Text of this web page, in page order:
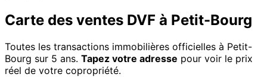
Carte des ventes DVF à Petit-Bourg
Toutes les transactions immobilières officielles à Petit-
Bourg sur 5 ans. Tapez votre adresse pour voir le prix
réel de votre copropriété.